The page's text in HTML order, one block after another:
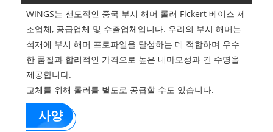
WINGS는 선도적인 중국 부시 해머 롤러 Fickert 베이스 제
조업체, 공급업체 및 수출업체입니다. 우리의 부시 해머는
석재에 부시 해머 프로파일을 달성하는 데 적합하며 우수
한 품질과 합리적인 가격으로 높은 내마모성과 긴 수명을
제공합니다.
교체를 위해 롤러를 별도로 공급할 수도 있습니다.
사양